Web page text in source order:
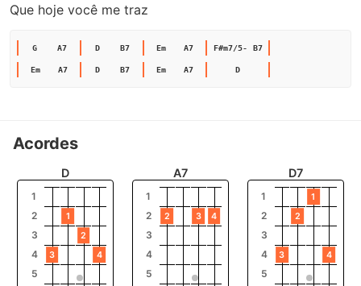
Que hoje você me traz
G A7 D B7 Em A7 F#m7/5- B7
Em A7 D B7 Em A7 D
Acordes
D
1
2
3
4
5
3
1
2
4
A7
1
2
3
4
5
2 3 4
D7
1
2
3
4
5
3
2
1
4